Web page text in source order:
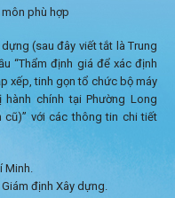
phù hợp
(sau đây viết tắt là Trung
“Thẩm định giá để xác định
xếp, tinh gọn tổ chức bộ máy
chính tại Phường Long
cũ)” với các thông tin chi tiết
Minh.
định Xây dựng.